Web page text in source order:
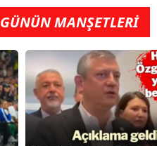
GÜNÜN MANŞETLERİ